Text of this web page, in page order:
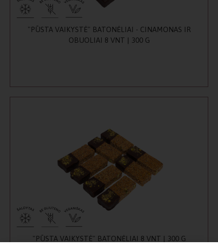
"PŪSTA VAIKYSTĖ" BATONĖLIAI - CINAMONAS IR
OBUOLIAI 8 VNT | 300 G
"PŪSTA VAIKYSTĖ" BATONĖLIAI 8 VNT | 300 G